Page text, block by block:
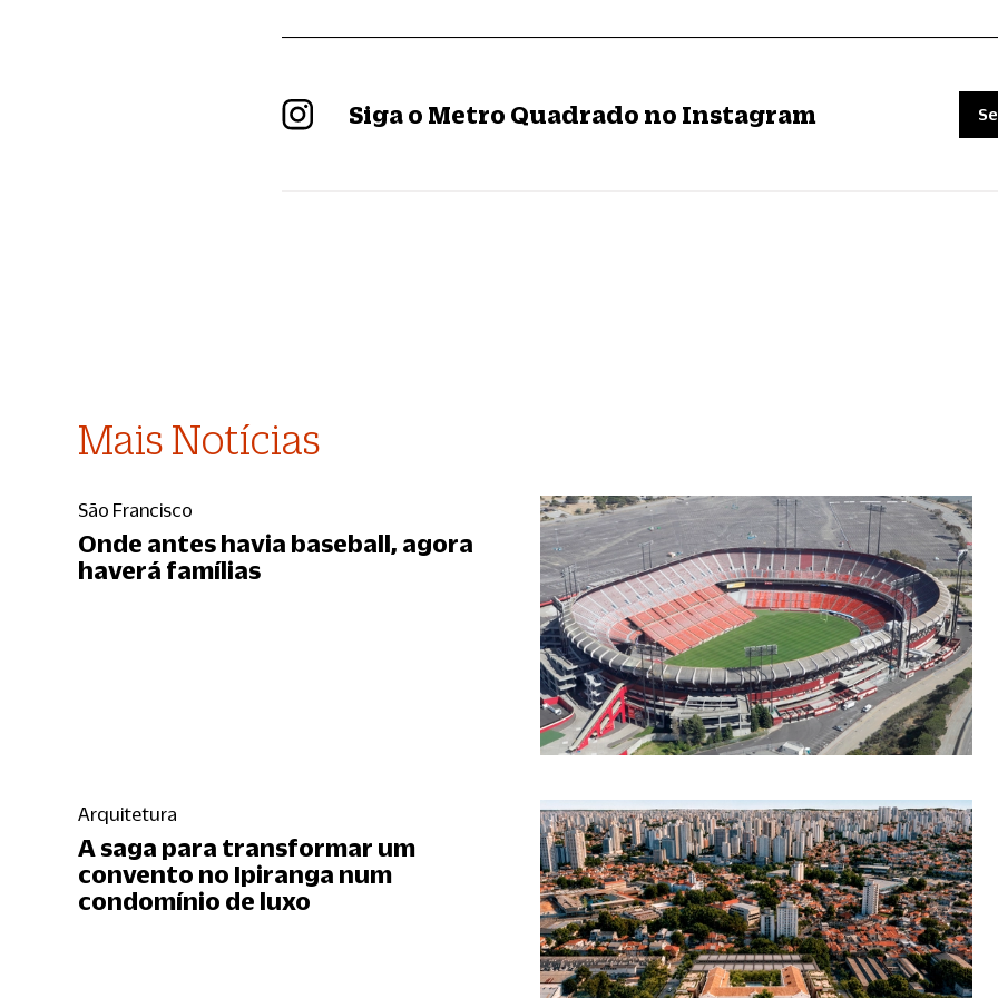
Siga o Metro Quadrado no Instagram
Mais Notícias
São Francisco
Onde antes havia baseball, agora
haverá famílias
Arquitetura
A saga para transformar um
convento no Ipiranga num
condomínio de luxo